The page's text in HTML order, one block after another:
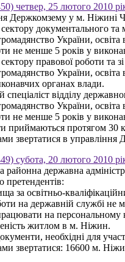
четвер, 25 лютого 2010
Держкомзему у м. Ніжині
сектору документального та
України,
не менше 5 років у
сектору правової роботи та
України,
органах влади.
спеціаліст відділу
України,
не менше 5 років у
приймаються протягом 30
звертатися в
субота, 20 лютого 2010
районна державна
претендентів:
за освітньо-
на державній службі не
на персональному
житлом в м. Ніжин.
необхідні для
звертатися: 16600 м.